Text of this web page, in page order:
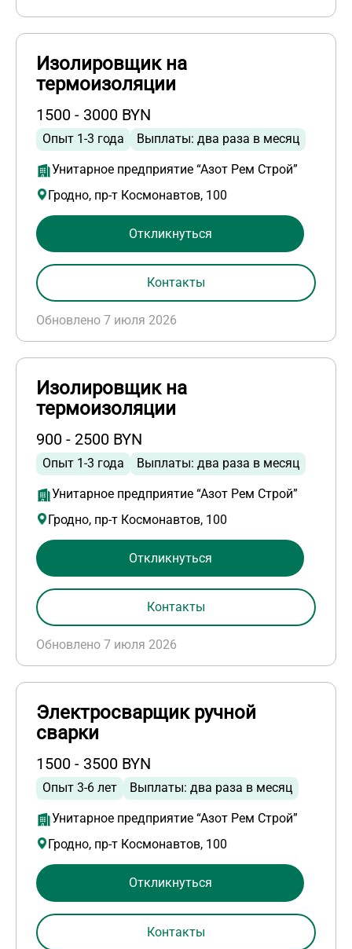
Изолировщик на
термоизоляции
1500 - 3000 BYN
Опыт 1-3 года Выплаты: два раза в месяц
Унитарное предприятие “Азот Рем Строй”
Гродно, пр-т Космонавтов, 100
Обновлено 7 июля 2026
Откликнуться
Контакты
Изолировщик на
термоизоляции
900 - 2500 BYN
Опыт 1-3 года Выплаты: два раза в месяц
Унитарное предприятие “Азот Рем Строй”
Гродно, пр-т Космонавтов, 100
Обновлено 7 июля 2026
Откликнуться
Контакты
Электросварщик ручной
сварки
1500 - 3500 BYN
Опыт 3-6 лет Выплаты: два раза в месяц
Унитарное предприятие “Азот Рем Строй”
Гродно, пр-т Космонавтов, 100
Откликнуться
Контакты